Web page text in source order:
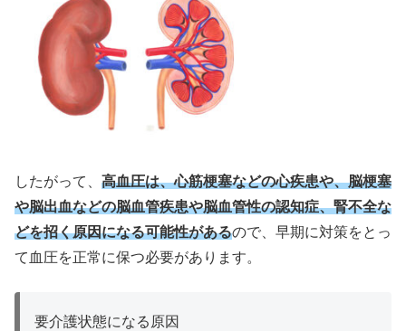
したがって、 高血圧は、心筋梗塞などの心疾患や、脳梗塞
や脳出血などの脳血管疾患や脳血管性の認知症、腎不全な
どを招く原因になる可能性があるので、早期に対策をとっ
て血圧を正常に保つ必要があります。
要介護状態になる原因